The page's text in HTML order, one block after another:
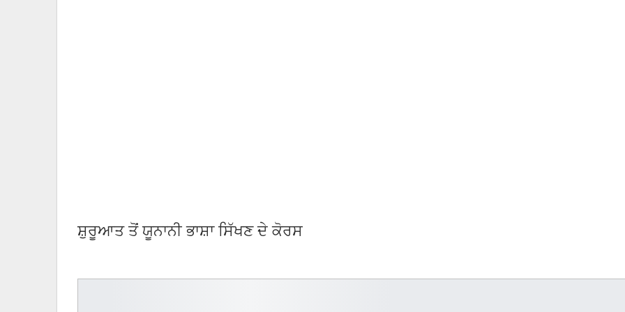
ਸ਼ੁਰੂਆਤ ਤੋਂ ਯੂਨਾਨੀ ਭਾਸ਼ਾ ਸਿੱਖਣ ਦੇ ਕੋਰਸ